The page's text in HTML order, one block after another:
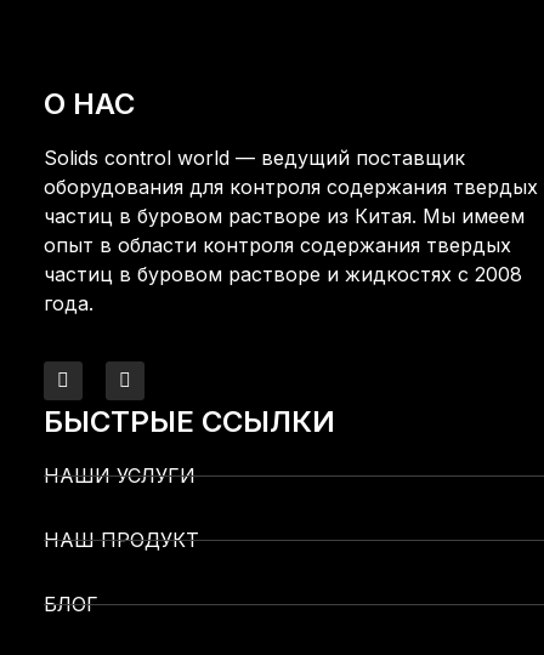
О НАС
Solids control world — ведущий поставщик
оборудования для контроля содержания твердых
частиц в буровом растворе из Китая. Мы имеем
опыт в области контроля содержания твердых
частиц в буровом растворе и жидкостях с 2008
года.
БЫСТРЫЕ ССЫЛКИ
НАШИ УСЛУГИ
НАШ ПРОДУКТ
БЛОГ